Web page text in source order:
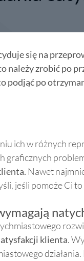
się na
należy zrobić po
podjąć po
ich w różnych
graficznych
Nawet
jeśli pomoże Ci
klienta.